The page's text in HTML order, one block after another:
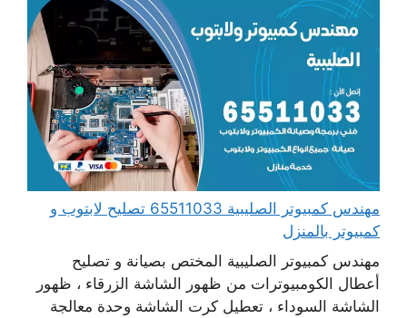
مهندس كمبيوتر الصليبية 65511033 تصليح لابتوب و
كمبيوتر بالمنزل
مهندس كمبيوتر الصليبية المختص بصيانة و تصليح
أعطال الكومبيوترات من ظهور الشاشة الزرقاء ، ظهور
الشاشة السوداء ، تعطيل كرت الشاشة وحدة معالجة